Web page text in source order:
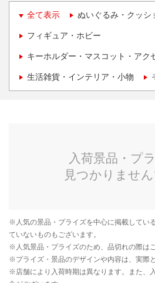
全て表示 ぬいぐるみ・クッシ
フィギュア・ホビー
キーホルダー・マスコット・アク
生活雑貨・インテリア・小物